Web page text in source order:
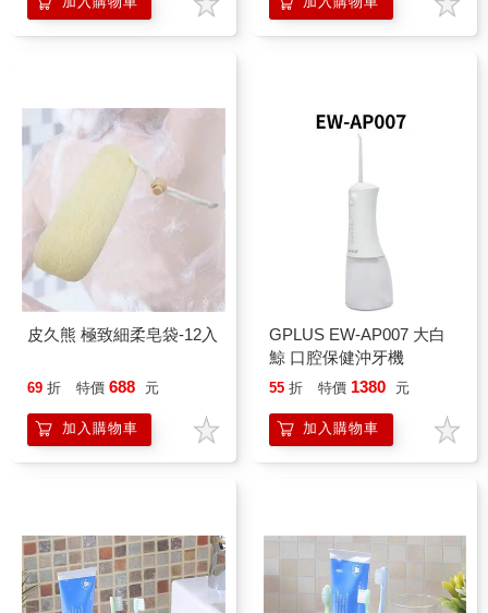
皮久熊 極致細柔皂袋-12入
69 折 特價 688 元
加入購物車
GPLUS EW-AP007 大白
鯨 口腔保健沖牙機
55 折 特價 1380 元
加入購物車